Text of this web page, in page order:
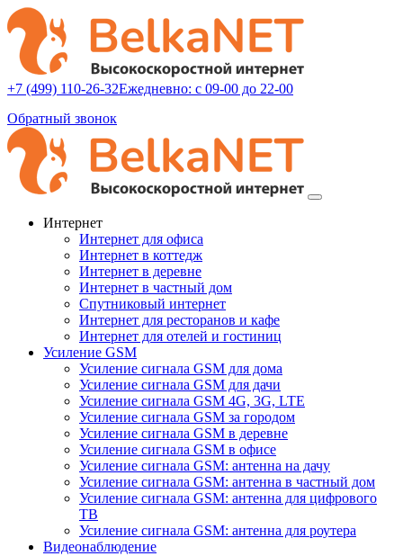
+7 (499) 110-26-32Ежедневно: с 09-00 до 22-00
Обратный звонок
Интернет
Интернет для офиса
Интернет в коттедж
Интернет в деревне
Интернет в частный дом
Спутниковый интернет
Интернет для ресторанов и кафе
Интернет для отелей и гостиниц
Усиление GSM
Усиление сигнала GSM для дома
Усиление сигнала GSM для дачи
Усиление сигнала GSM 4G, 3G, LTE
Усиление сигнала GSM за городом
Усиление сигнала GSM в деревне
Усиление сигнала GSM в офисе
Усиление сигнала GSM: антенна на дачу
Усиление сигнала GSM: антенна в частный дом
Усиление сигнала GSM: антенна для цифрового
ТВ
Усиление сигнала GSM: антенна для роутера
Видеонаблюдение